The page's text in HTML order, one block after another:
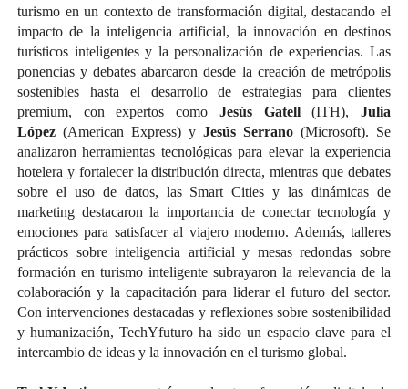
turismo en un contexto de transformación digital, destacando el
impacto de la inteligencia artificial, la innovación en destinos
turísticos inteligentes y la personalización de experiencias. Las
ponencias y debates abarcaron desde la creación de metrópolis
sostenibles hasta el desarrollo de estrategias para clientes
premium, con expertos como Jesús Gatell(ITH),Julia
López(American Express) y Jesús Serrano (Microsoft). Se
analizaron herramientas tecnológicas para elevar la experiencia
hotelera y fortalecer la distribución directa, mientras que debates
sobre el uso de datos, las Smart Cities y las dinámicas de
marketing destacaron la importancia de conectar tecnología y
emociones para satisfacer al viajero moderno. Además, talleres
prácticos sobre inteligencia artificial y mesas redondas sobre
formación en turismo inteligente subrayaron la relevancia de la
colaboración y la capacitación para liderar el futuro del sector.
Con intervenciones destacadas y reflexiones sobre sostenibilidad
y humanización, TechYfuturo ha sido un espacio clave para el
intercambio de ideas y la innovación en el turismo global.